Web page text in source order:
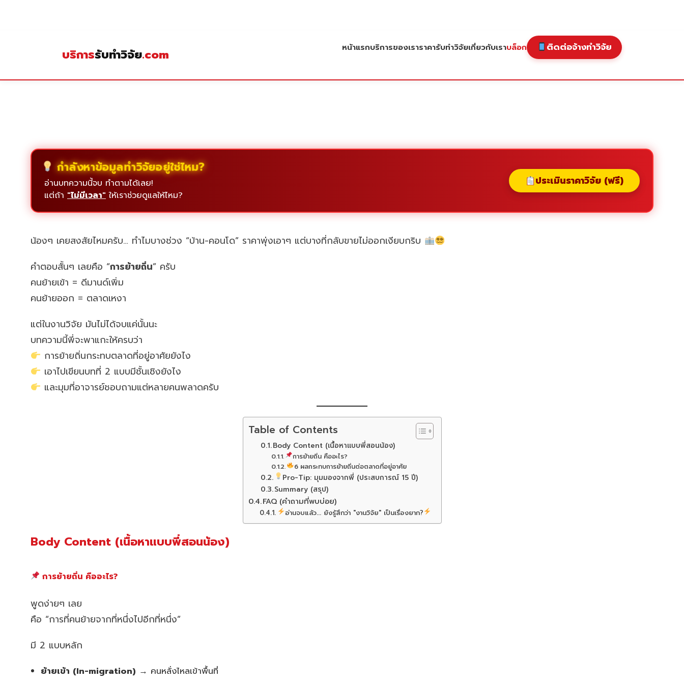
บริการรับทำวิจัย.com หน้าแรกบริการของเราราคารับทำวิจัยเกี่ยวกับเราบล็อก ติดต่อจ้างทำวิจัย
กำลังหาข้อมูลทำวิจัยอยู่ใช่ไหม?
อ่านบทความนี้จบ ทำตามได้เลย!
แต่ถ้า "ไม่มีเวลา" ให้เราช่วยดูแลให้ไหม?
ประเมินราคาวิจัย (ฟรี)
น้องๆ เคยสงสัยไหมครับ… ทำไมบางช่วง “บ้าน-คอนโด” ราคาพุ่งเอาๆ แต่บางที่กลับขายไม่ออกเงียบกริบ
คำตอบสั้นๆ เลยคือ “การย้ายถิ่น” ครับ
คนย้ายเข้า = ดีมานด์เพิ่ม
คนย้ายออก = ตลาดเหงา
แต่ในงานวิจัย มันไม่ได้จบแค่นั้นนะ
บทความนี้พี่จะพาแกะให้ครบว่า
การย้ายถิ่นกระทบตลาดที่อยู่อาศัยยังไง
เอาไปเขียนบทที่ 2 แบบมีชั้นเชิงยังไง
และมุมที่อาจารย์ชอบถามแต่หลายคนพลาดครับ
Table of Contents
Body Content (เนื้อหาแบบพี่สอนน้อง)
การย้ายถิ่น คืออะไร?
6 ผลกระทบการย้ายถิ่นต่อตลาดที่อยู่อาศัย
Pro-Tip: มุมมองจากพี่ (ประสบการณ์ 15 ปี)
Summary (สรุป)
FAQ (คำถามที่พบบ่อย)
อ่านจบแล้ว... ยังรู้สึกว่า "งานวิจัย" เป็นเรื่องยาก?
Body Content (เนื้อหาแบบพี่สอนน้อง)
การย้ายถิ่น คืออะไร?
พูดง่ายๆ เลย
คือ “การที่คนย้ายจากที่หนึ่งไปอีกที่หนึ่ง”
มี 2 แบบหลัก
ย้ายเข้า (In-migration) → คนหลั่งไหลเข้าพื้นที่